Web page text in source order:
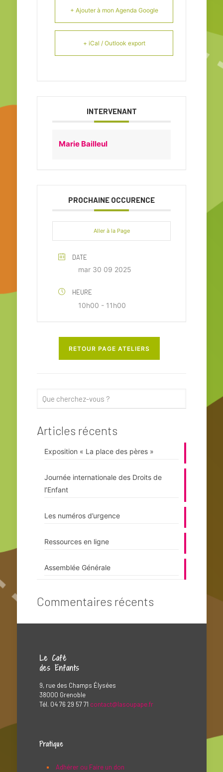
+ Ajouter à mon Agenda Google
+ iCal / Outlook export
INTERVENANT
Marie Bailleul
PROCHAINE OCCURENCE
Aller à la Page
DATE
mar 30 09 2025
HEURE
10h00 - 11h00
RETOUR PAGE ATELIERS
Articles récents
Exposition « La place des pères »
Journée internationale des Droits de
l’Enfant
Les numéros d’urgence
Ressources en ligne
Assemblée Générale
Commentaires récents
Le Café
des Enfants
9, rue des Champs Élysées
38000 Grenoble
Tél. 04 76 29 57 71 contact@lasoupape.fr
Pratique
Adhérer ou Faire un don